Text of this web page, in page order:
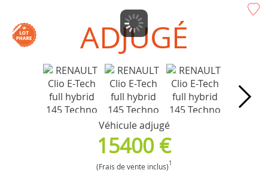
ADJUGÉ
Véhicule adjugé
15400 €
(Frais de vente inclus)1